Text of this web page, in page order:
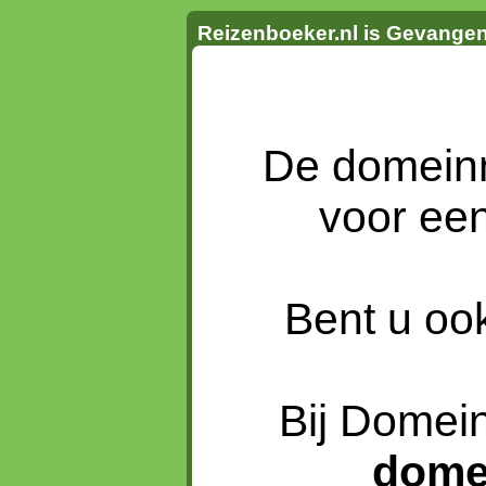
Reizenboeker.nl is
De
voor
Bent u
Bij